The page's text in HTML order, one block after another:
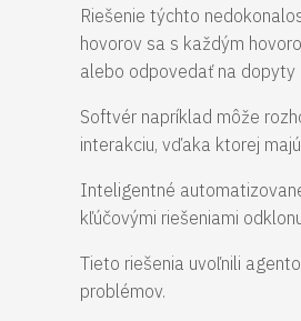
Riešenie týchto
hovorov sa s každým
alebo odpovedať na
Softvér napríklad môže
interakciu, vďaka ktorej
Inteligentné
kľúčovými riešeniami
Tieto riešenia uvoľnili
problémov.